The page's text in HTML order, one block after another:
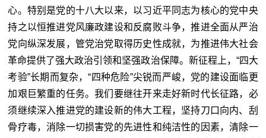
心。特别是党的十八大以来，以习近平同志为核心的党中央
持之以恒推进党风廉政建设和反腐败斗争，推进全面从严治
党向纵深发展，管党治党取得历史性成就，为推进伟大社会
革命提供了强大政治引领和坚强政治保障。新征程上，“四大
考验”长期而复杂，“四种危险”尖锐而严峻，党的建设面临更
加艰巨繁重的任务。我们要继往开来走好新时代长征路，必
须继续深入推进党的建设新的伟大工程，坚持刀口向内、刮
骨疗毒，消除一切损害党的先进性和纯洁性的因素，清除一